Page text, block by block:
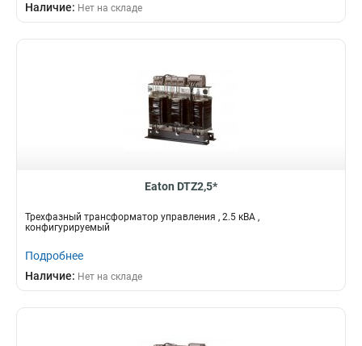
Наличие: Нет на складе
Eaton DTZ2,5*
Трехфазный трансформатор управления , 2.5 кВА ,
конфигурируемый
Подробнее
Наличие: Нет на складе